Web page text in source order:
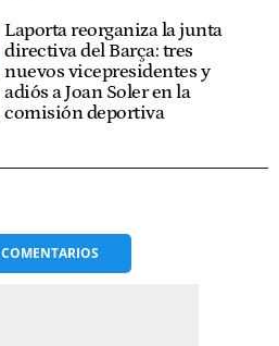
Laporta reorganiza la junta
directiva del Barça: tres
nuevos vicepresidentes y
adiós a Joan Soler en la
comisión deportiva
COMENTARIOS